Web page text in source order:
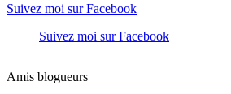
d’articles
Suivez moi sur Facebook
Suivez moi sur Facebook
Amis blogueurs